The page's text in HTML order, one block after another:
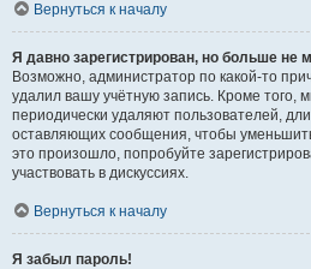
Вернуться к началу
Я давно зарегистрирован, но больше не
Возможно, администратор по какой-то
удалил вашу учётную запись. Кроме того,
периодически удаляют пользователей,
оставляющих сообщения, чтобы
это произошло, попробуйте
участвовать в дискуссиях.
Вернуться к началу
Я забыл пароль!